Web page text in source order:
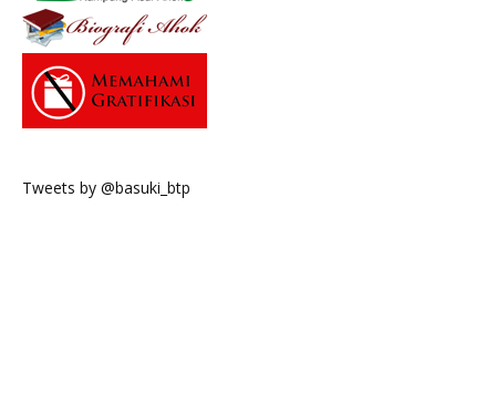
Tweets by @basuki_btp